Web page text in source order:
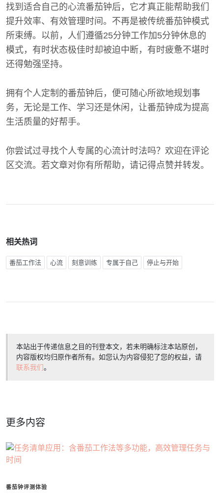
找到适合自己的心流番茄钟后，它才真正能帮助我们
提升效率、有效管理时间。不再是被传统番茄钟模式
所束缚。以前，人们遵循25分钟工作加5分钟休息的
模式，有时状态极佳时却被迫中断，有时疲惫不堪时
还得勉强坚持。
拥有个人定制的番茄钟后，便可随心所欲地规划事
务，无论是工作、学习还是休闲，让番茄钟成为提高
生活质量的好帮手。
你尝试过寻找个人专属的心流计时法吗？欢迎在评论
区交流。若文章对你有所帮助，请记得点赞并转发。
相关热词
番茄工作法 心流 刻意训练 专属于自己 停止与开始
本站出于传递信息之目的刊登本文，若未明确标注本站原创，
内容版权均归原作者所有。如您认为内容侵犯了您的权益，请
联系我们。
更多内容
番茄钟评测体验